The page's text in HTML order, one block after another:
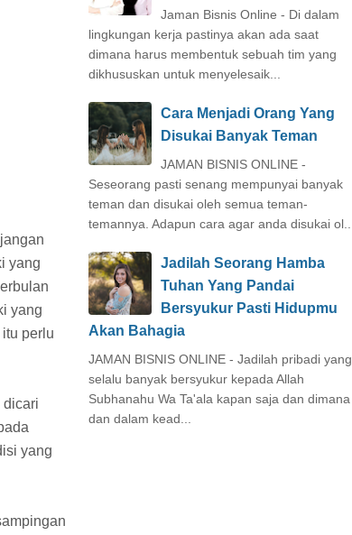
yang
yang
perlu
dicari
yang
Jaman Bisnis Online - Di dalam
lingkungan kerja pastinya akan ada saat
dimana harus membentuk sebuah tim yang
dikhususkan untuk menyelesaik...
Cara Menjadi Orang Yang
Disukai Banyak Teman
JAMAN BISNIS ONLINE -
Seseorang pasti senang mempunyai banyak
teman dan disukai oleh semua teman-
temannya. Adapun cara agar anda disukai ol...
Jadilah Seorang Hamba
Tuhan Yang Pandai
Bersyukur Pasti Hidupmu
Akan Bahagia
JAMAN BISNIS ONLINE - Jadilah pribadi yang
selalu banyak bersyukur kepada Allah
Subhanahu Wa Ta'ala kapan saja dan dimana
dan dalam kead...